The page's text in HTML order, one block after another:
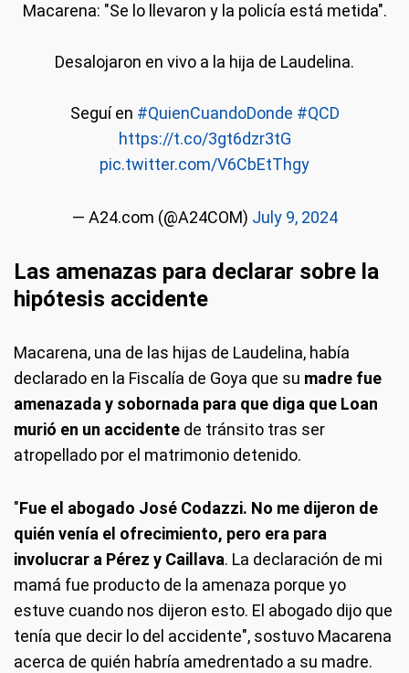
Macarena: "Se lo llevaron y la policía está metida".
Desalojaron en vivo a la hija de Laudelina.
Seguí en #QuienCuandoDonde #QCD
https://t.co/3gt6dzr3tG
pic.twitter.com/V6CbEtThgy
— A24.com (@A24COM) July 9, 2024
Las amenazas para declarar sobre la
hipótesis accidente
Macarena, una de las hijas de Laudelina, había
declarado en la Fiscalía de Goya que su madre fue
amenazada y sobornada para que diga que Loan
murió en un accidente de tránsito tras ser
atropellado por el matrimonio detenido.
"Fue el abogado José Codazzi. No me dijeron de
quién venía el ofrecimiento, pero era para
involucrar a Pérez y Caillava. La declaración de mi
mamá fue producto de la amenaza porque yo
estuve cuando nos dijeron esto. El abogado dijo que
tenía que decir lo del accidente", sostuvo Macarena
acerca de quién habría amedrentado a su madre.